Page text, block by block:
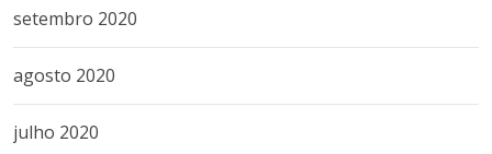
setembro 2020
agosto 2020
julho 2020